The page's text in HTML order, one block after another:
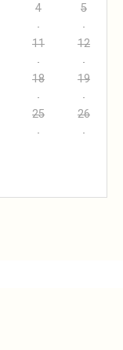
4 5
11 12
18 19
25 26